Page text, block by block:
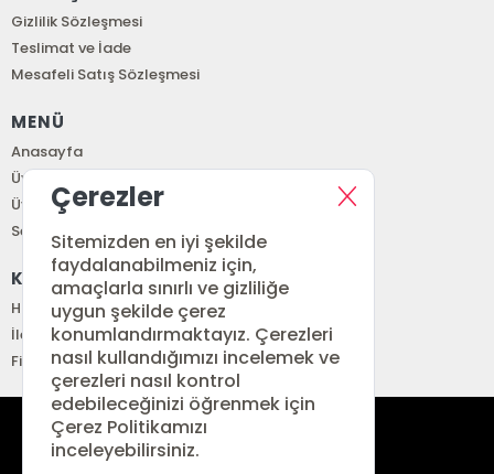
Gizlilik Sözleşmesi
Teslimat ve İade
Mesafeli Satış Sözleşmesi
MENÜ
Anasayfa
Üye Girişi
Üye Ol
Sepetim
KURUMSAL
Hakkımızda
İletişim
Fiyat Listesi
siparis@renkitap.com
Çerezler
Sitemizden en iyi şekilde
faydalanabilmeniz için,
amaçlarla sınırlı ve gizliliğe
uygun şekilde çerez
konumlandırmaktayız. Çerezleri
nasıl kullandığımızı incelemek ve
çerezleri nasıl kontrol
edebileceğinizi öğrenmek için
Çerez Politikamızı
inceleyebilirsiniz.